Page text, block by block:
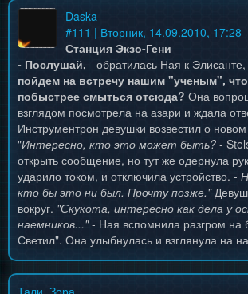
Daska
#111 | Вторник, 14.09.2010, 17:28
Станция Экзо-Гени
- Послушай, - обратилась Ная к Элисанте,
пойдем на встречу нашим "ученым",
побыстрее смыться отсюда? Она
взглядом посмотрела на азари и ждала
Инструментрон девушки возвестил о
"Интересно, кто это может быть? -
открыть сообщение, но тут же одернула
ударило током, и отключила устройство. -
кто бы это ни был. Прочту позже."
вокруг. "Скукота, интересно как дела у
наемников..."- Ная вспомнила разгром на
Светил". Она улыбнулась и взглянула на